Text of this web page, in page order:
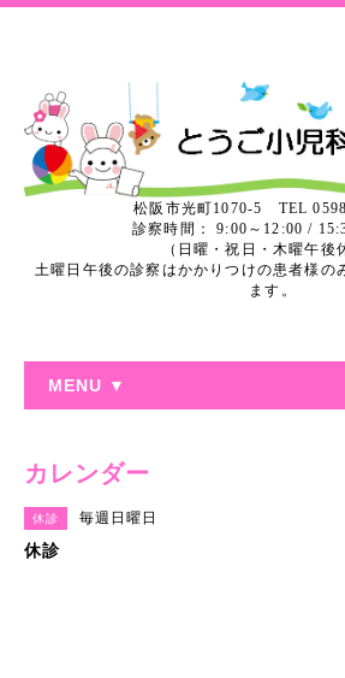
松阪市光町1070-5 TEL
診察時間： 9:00～12:00 /
（日曜・祝日・木曜午後
土曜日午後の診察はかかりつけの患者様の
ます。
MENU ▼
カレンダー
休診 毎週日曜日
休診